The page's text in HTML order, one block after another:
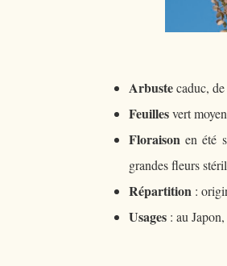
Arbustecaduc, de
Feuillesvert
Floraison en été
grandes fleurs
Répartition :
Usages: au Japon,